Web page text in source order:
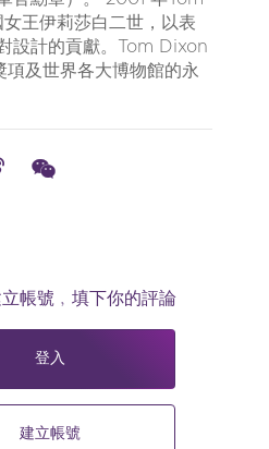
王伊莉莎白二世，以表
設計的貢獻。Tom Dixon
項及世界各大博物館的永
帳號﹐填下你的評論
登入
建立帳號